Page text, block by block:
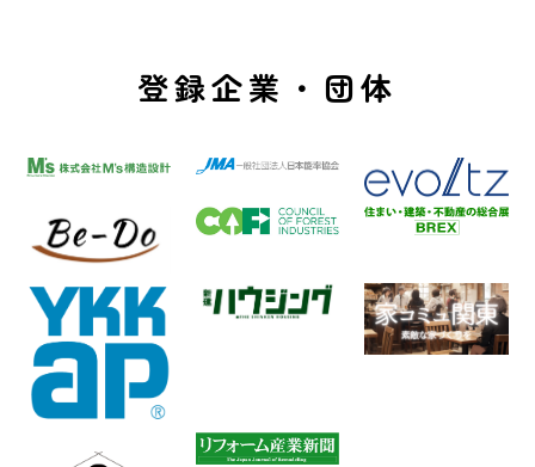
登録企業・団体